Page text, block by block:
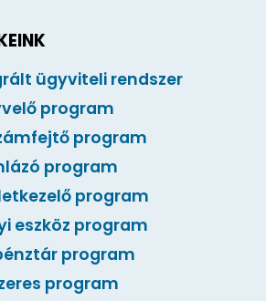
ügyviteli rendszer
program
program
program
program
eszköz program
program
program